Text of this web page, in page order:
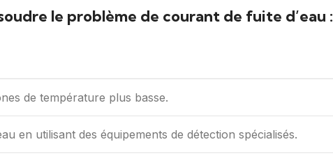
le problème de courant de fuite d’eau :
de température plus basse.
en utilisant des équipements de détection spécialisés.